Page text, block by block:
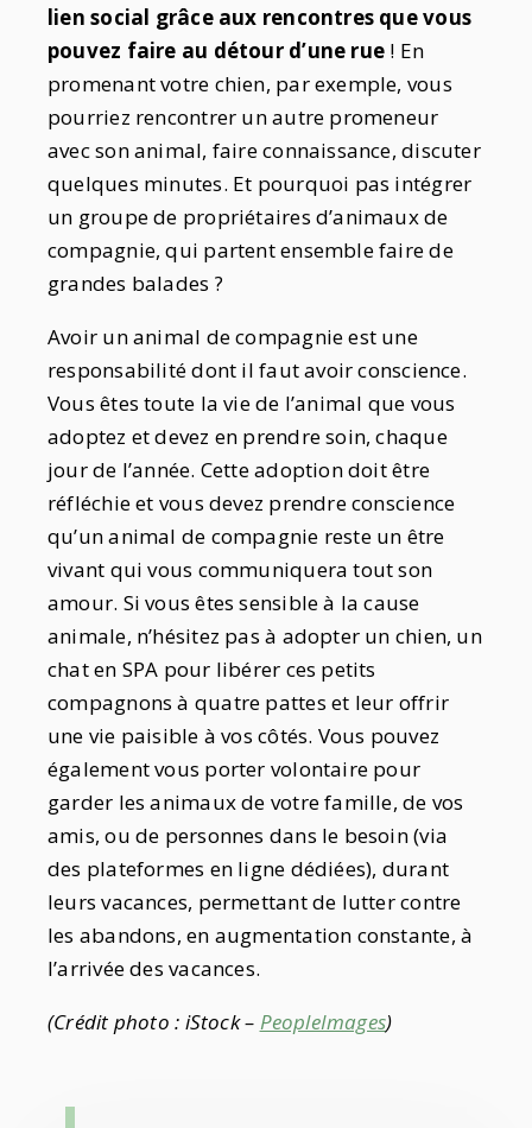
lien social grâce aux rencontres que vous
pouvez faire au détour d’une rue ! En
promenant votre chien, par exemple, vous
pourriez rencontrer un autre promeneur
avec son animal, faire connaissance, discuter
quelques minutes. Et pourquoi pas intégrer
un groupe de propriétaires d’animaux de
compagnie, qui partent ensemble faire de
grandes balades ?
Avoir un animal de compagnie est une
responsabilité dont il faut avoir conscience.
Vous êtes toute la vie de l’animal que vous
adoptez et devez en prendre soin, chaque
jour de l’année. Cette adoption doit être
réfléchie et vous devez prendre conscience
qu’un animal de compagnie reste un être
vivant qui vous communiquera tout son
amour. Si vous êtes sensible à la cause
animale, n’hésitez pas à adopter un chien, un
chat en SPA pour libérer ces petits
compagnons à quatre pattes et leur offrir
une vie paisible à vos côtés. Vous pouvez
également vous porter volontaire pour
garder les animaux de votre famille, de vos
amis, ou de personnes dans le besoin (via
des plateformes en ligne dédiées), durant
leurs vacances, permettant de lutter contre
les abandons, en augmentation constante, à
l’arrivée des vacances.
(Crédit photo : iStock – PeopleImages)